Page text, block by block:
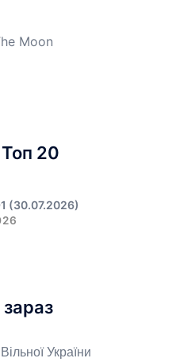
Moon
20
(30.07.2026)
України